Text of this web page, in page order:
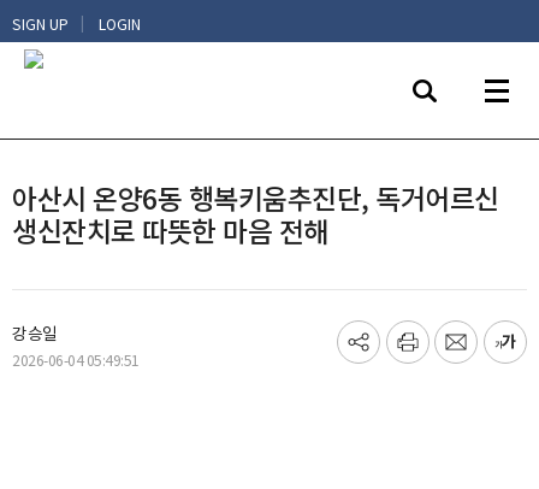
SIGN UP | LOGIN
아산시 온양6동 행복키움추진단, 독거어르신
생신잔치로 따뜻한 마음 전해
강승일
2026-06-04 05:49:51
기
프
메
글